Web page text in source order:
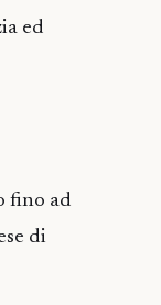
ed
fino ad
di